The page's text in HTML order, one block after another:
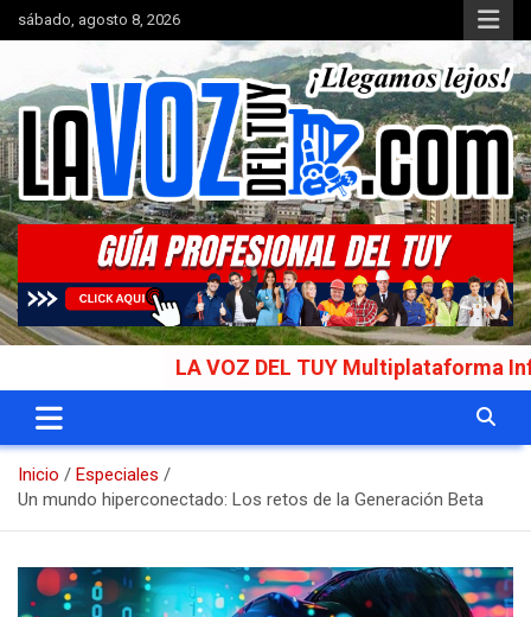
Saltar
al
sábado, agosto 8, 2026
La Voz del Tuy
Portal de noticias
LA VOZ DEL TUY Multiplataforma
Inicio
Especiales
Un mundo hiperconectado: Los retos de la Generación Beta